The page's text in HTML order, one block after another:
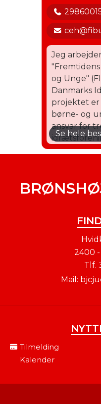
Jeg
og Unge"
Danmarks
projektet er
børne- og
ansvar for
Club.
næste to
fokus på
og
Se hele
2400
Tlf.
Mail:
Tilmelding
Kalender